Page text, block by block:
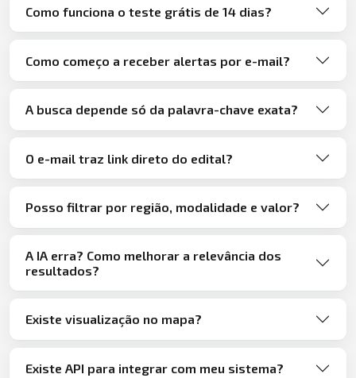
Como funciona o teste grátis de 14 dias?
Como começo a receber alertas por e-mail?
A busca depende só da palavra-chave exata?
O e-mail traz link direto do edital?
Posso filtrar por região, modalidade e valor?
A IA erra? Como melhorar a relevância dos
resultados?
Existe visualização no mapa?
Existe API para integrar com meu sistema?